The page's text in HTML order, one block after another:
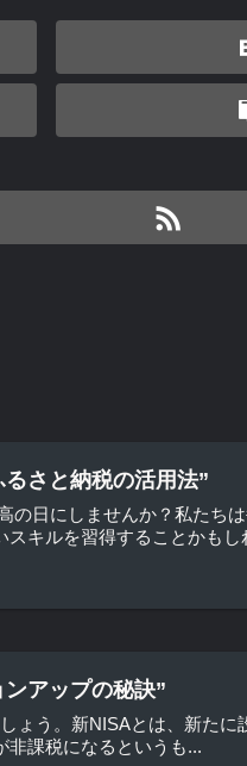
さと納税の活用法”
日にしませんか？私たち
キルを習得することかもし
アップの秘訣”
ょう。新NISAとは、新たに
非課税になるというも...